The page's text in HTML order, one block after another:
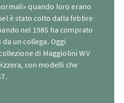
quando loro erano
è stato colto dalla febbre
nel 1985 ha comprato
un collega. Oggi
di Maggiolini WV
con modelli che